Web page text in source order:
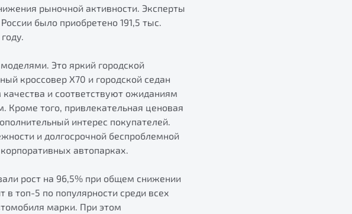
рыночной активности. Эксперты
было приобретено 191,5 тыс.
Это яркий городской
кроссовер X70 и городской седан
и соответствуют ожиданиям
Кроме того, привлекательная ценовая
интерес покупателей.
и долгосрочной беспроблемной
автопарках.
рост на 96,5% при общем снижении
топ-5 по популярности среди всех
марки. При этом